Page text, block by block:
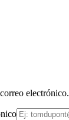
electrónico.